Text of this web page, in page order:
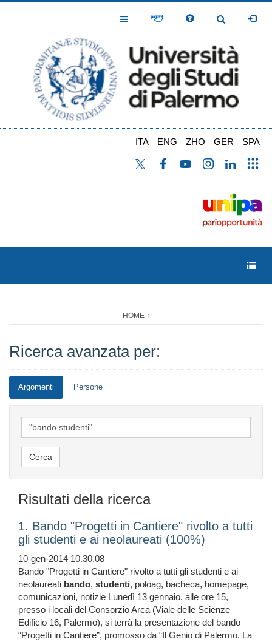
Toggle
Toggle
ITA ENG ZHO GER SPA
HOME
Ricerca avanzata per:
Argomenti Persone
Risultati della ricerca
1. Bando "Progetti in Cantiere" rivolto a tutti
gli studenti e ai neolaureati (100%)
10-gen-2014 10.30.08
Bando "Progetti in Cantiere" rivolto a tutti gli studenti e ai
neolaureati bando, studenti, poloag, bacheca, homepage,
comunicazioni, notizie Lunedì 13 gennaio, alle ore 15,
presso i locali del Consorzio Arca (Viale delle Scienze
Edificio 16, Palermo), si terrà la presentazione del bando
“Progetti in Cantiere”, promosso da “Il Genio di Palermo. La